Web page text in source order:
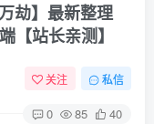
劫】最新整理
【站长亲测】
关注 私信
0 85 40